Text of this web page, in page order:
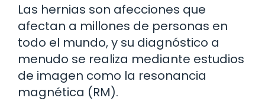
Las hernias son afecciones que
afectan a millones de personas en
todo el mundo, y su diagnóstico a
menudo se realiza mediante estudios
de imagen como la resonancia
magnética (RM).